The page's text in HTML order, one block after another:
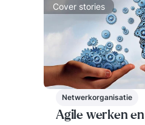
Cover stories
Netwerkorganisatie
Agile werken en